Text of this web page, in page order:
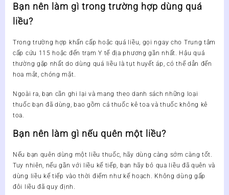
Bạn nên làm gì trong trường hợp dùng quá
liều?
Trong trường hợp khẩn cấp hoặc quá liều, gọi ngay cho Trung tâm
cấp cứu 115 hoặc đến trạm Y tế địa phương gần nhất. Hậu quả
thường gặp nhất do dùng quá liều là tụt huyết áp, có thể dẫn đến
hoa mắt, chóng mặt.
Ngoài ra, bạn cần ghi lại và mang theo danh sách những loại
thuốc bạn đã dùng, bao gồm cả thuốc kê toa và thuốc không kê
toa.
Bạn nên làm gì nếu quên một liều?
Nếu bạn quên dùng một liều thuốc, hãy dùng càng sớm càng tốt.
Tuy nhiên, nếu gần với liều kế tiếp, bạn hãy bỏ qua liều đã quên và
dùng liều kế tiếp vào thời điểm như kế hoạch. Không dùng gấp
đôi liều đã quy định.